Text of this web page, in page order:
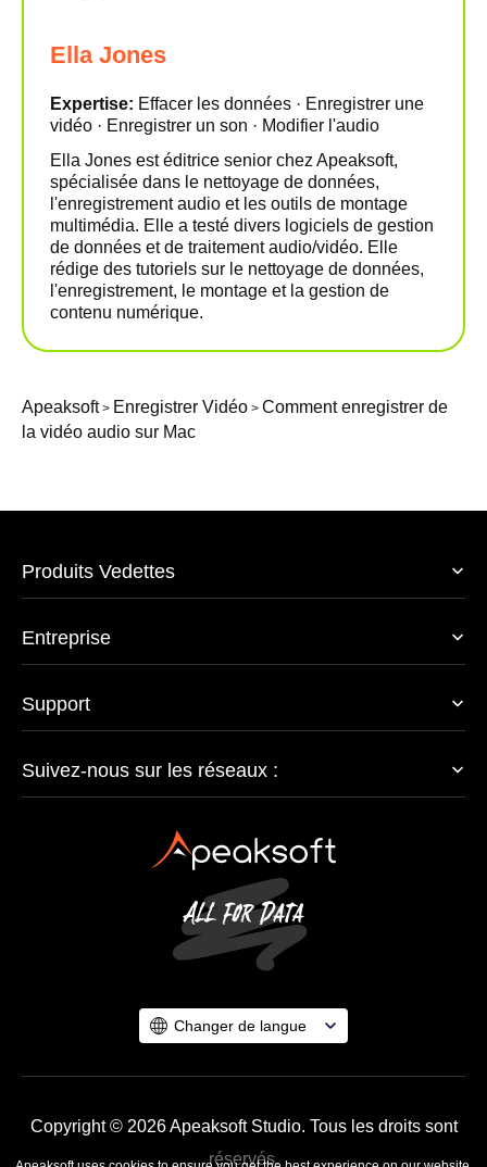
Ella Jones
Expertise: Effacer les données · Enregistrer une
vidéo · Enregistrer un son · Modifier l'audio
Ella Jones est éditrice senior chez Apeaksoft,
spécialisée dans le nettoyage de données,
l'enregistrement audio et les outils de montage
multimédia. Elle a testé divers logiciels de gestion
de données et de traitement audio/vidéo. Elle
rédige des tutoriels sur le nettoyage de données,
l'enregistrement, le montage et la gestion de
contenu numérique.
Apeaksoft> Enregistrer Vidéo > Comment enregistrer de
la vidéo audio sur Mac
Produits Vedettes
Entreprise
Support
Suivez-nous sur les réseaux :
Changer de langue
Copyright © 2026 Apeaksoft Studio. Tous les droits sont
réservés.